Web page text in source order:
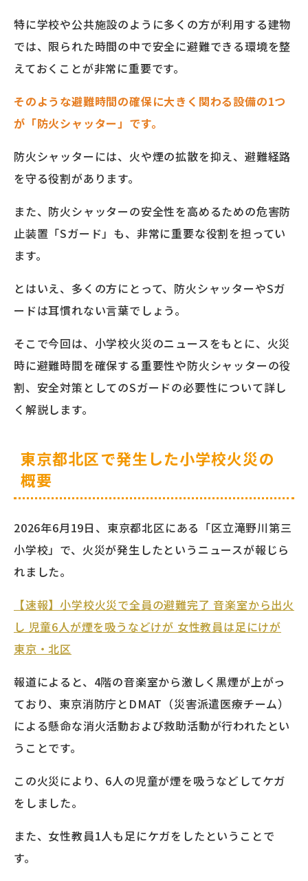
特に学校や公共施設のように多くの方が利用する建物
では、限られた時間の中で安全に避難できる環境を整
えておくことが非常に重要です。
そのような避難時間の確保に大きく関わる設備の1つ
が「防火シャッター」です。
防火シャッターには、火や煙の拡散を抑え、避難経路
を守る役割があります。
また、防火シャッターの安全性を高めるための危害防
止装置「Sガード」も、非常に重要な役割を担ってい
ます。
とはいえ、多くの方にとって、防火シャッターやSガ
ードは耳慣れない言葉でしょう。
そこで今回は、小学校火災のニュースをもとに、火災
時に避難時間を確保する重要性や防火シャッターの役
割、安全対策としてのSガードの必要性について詳し
く解説します。
東京都北区で発生した小学校火災の
概要
2026年6月19日、東京都北区にある「区立滝野川第三
小学校」で、火災が発生したというニュースが報じら
れました。
【速報】小学校火災で全員の避難完了 音楽室から出火
し 児童6人が煙を吸うなどけが 女性教員は足にけが
東京・北区
報道によると、4階の音楽室から激しく黒煙が上がっ
ており、東京消防庁とDMAT（災害派遣医療チーム）
による懸命な消火活動および救助活動が行われたとい
うことです。
この火災により、6人の児童が煙を吸うなどしてケガ
をしました。
また、女性教員1人も足にケガをしたということで
す。